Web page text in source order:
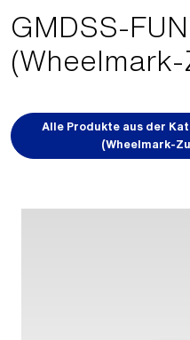
GMDSS-
(Wheelmark-
Alle Produkte aus der
(Wheelmark-